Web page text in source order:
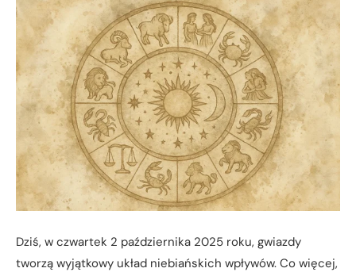
Dziś, w czwartek 2 października 2025 roku, gwiazdy
tworzą wyjątkowy układ niebiańskich wpływów. Co więcej,